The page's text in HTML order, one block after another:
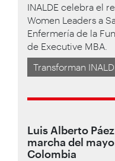
INALDE celebra el
Women Leaders a
Enfermería de la
de Executive MBA.
Transforman
Luis Alberto
marcha del
Colombia